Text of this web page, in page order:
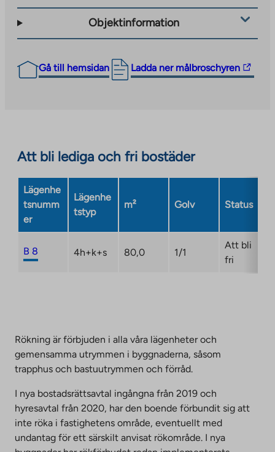
Objektinformation
Gå till hemsidan Ladda ner målbroschyren
The
link
external
opens
a
tab
Att bli lediga och fri bostäder
Lägenhe
tsnumm
er
Lägenhe
tstyp
m² Golv Status
B 8 4h+k+s 80,0 1/1
Att bli
fri
Rökning är förbjuden i alla våra lägenheter och
gemensamma utrymmen i byggnaderna, såsom
trapphus och bastuutrymmen och förråd.
I nya bostadsrättsavtal ingångna från 2019 och
hyresavtal från 2020, har den boende förbundit sig att
inte röka i fastighetens område, eventuellt med
undantag för ett särskilt anvisat rökområde. I nya